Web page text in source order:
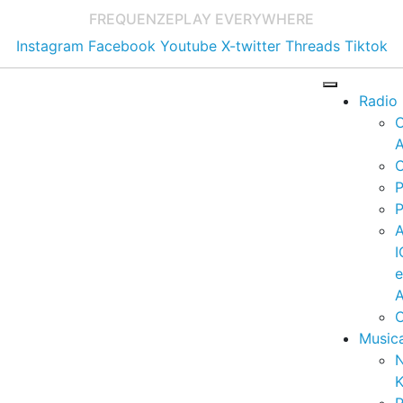
FREQUENZEPLAY EVERYWHERE
Instagram Facebook Youtube X-twitter Threads Tiktok
Radio
e